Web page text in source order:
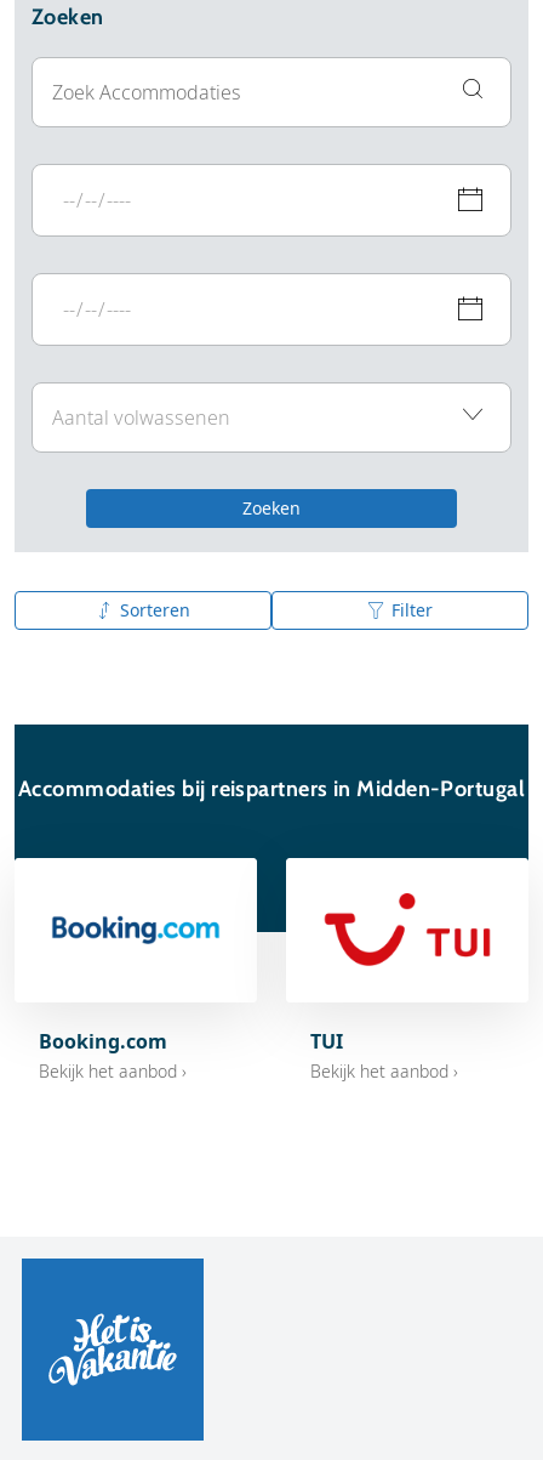
Zoeken
Zoeken
Sorteren Filter
A tot Z
Accommodaties bij reispartners in Midden-Portugal
Booking.com
Bekijk het aanbod ›
TUI
Bekijk het aanbod ›